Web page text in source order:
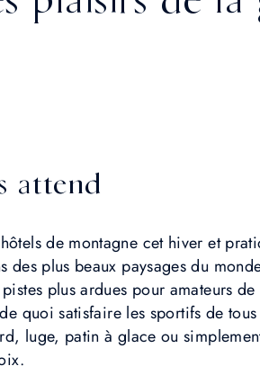
attend
de montagne cet hiver et
des plus beaux paysages du
plus ardues pour amateurs de
quoi satisfaire les sportifs de
luge, patin à glace ou